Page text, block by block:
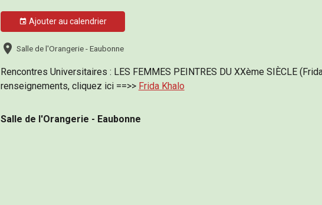
Ajouter au calendrier
Salle de l'Orangerie - Eaubonne
Rencontres Universitaires : LES FEMMES PEINTRES DU XXème SIÈCLE
renseignements, cliquez ici ==>> Frida Khalo
Salle de l'Orangerie - Eaubonne